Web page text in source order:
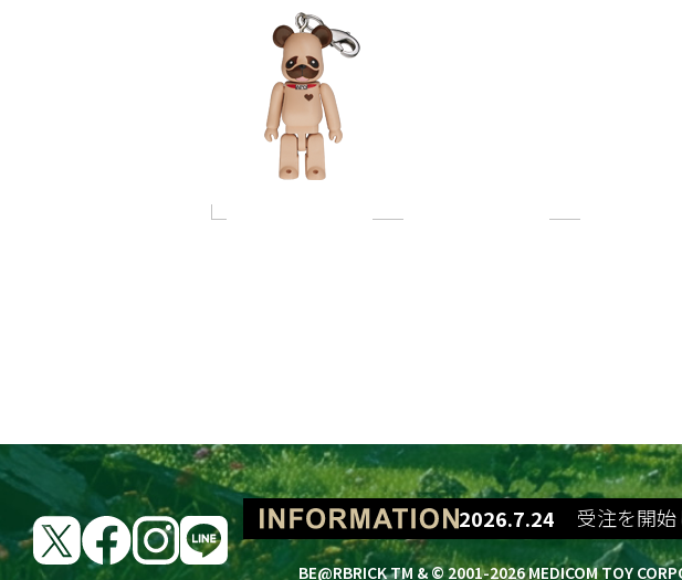
2026.7.24
BE@RBRICK Lotso 400%の受注を開始し
2026.7.24
BE@RBRICK TM & © 2001-2026 MEDICOM TOY